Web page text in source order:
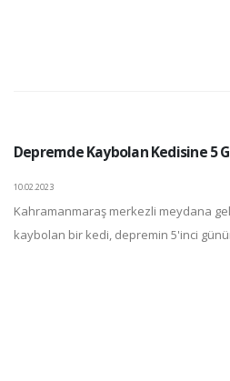
Depremde Kaybolan Kedisine 5
10.02.2023
Kahramanmaraş merkezli meydana
kaybolan bir kedi, depremin 5'inci